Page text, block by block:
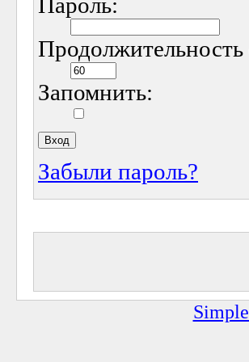
Продолжительность
Запомнить:
Забыли пароль?